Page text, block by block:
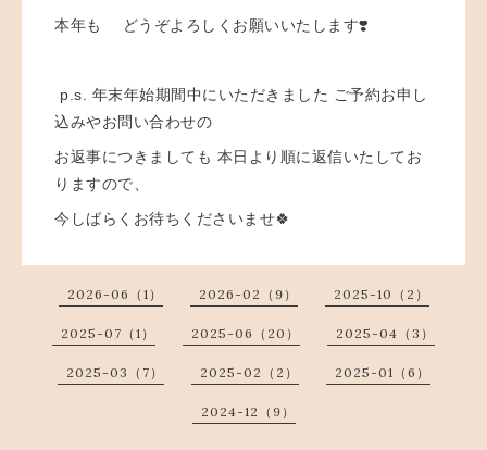
本年も どうぞよろしくお願いいたします❣️ ⁡
⁡ p.s. 年末年始期間中にいただきました ご予約お申し
込みやお問い合わせの
お返事につきましても 本日より順に返信いたしてお
りますので、
今しばらくお待ちくださいませ🍀 ⁡
2026-06（1） 2026-02（9） 2025-10（2）
2025-07（1） 2025-06（20） 2025-04（3）
2025-03（7） 2025-02（2） 2025-01（6）
2024-12（9）